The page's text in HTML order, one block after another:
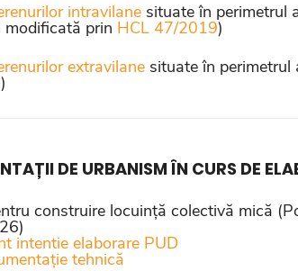
intravilane situate în perimetrul
prin HCL 47/2019)
extravilane situate în
DE URBANISM ÎN CURS DE
construire locuință colectivă mică
intentie elaborare PUD
tehnică